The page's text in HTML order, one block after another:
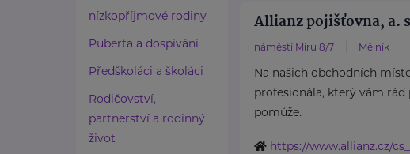
nízkopříjmové rodiny
Puberta a dospívání
Předškoláci a školáci
Rodičovství,
partnerství a rodinný
život
Allianz pojišťovna, a.
náměstí Míru 8/7 Mělník
Na našich obchodních
profesionála, který vám rád
pomůže.
https://www.allianz.cz/